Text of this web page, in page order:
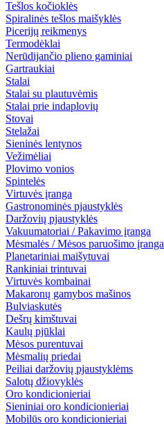
Tešlos kočioklės
Spiralinės tešlos maišyklės
Picerijų reikmenys
Termodėklai
Nerūdijančio plieno gaminiai
Gartraukiai
Stalai
Stalai su plautuvėmis
Stalai prie indaplovių
Stovai
Stelažai
Sieninės lentynos
Vežimėliai
Plovimo vonios
Spintelės
Virtuvės įranga
Gastronominės pjaustyklės
Daržovių pjaustyklės
Vakuumatoriai / Pakavimo įranga
Mėsmalės / Mėsos paruošimo įranga
Planetariniai maišytuvai
Rankiniai trintuvai
Virtuvės kombainai
Makaronų gamybos mašinos
Bulviaskutės
Dešrų kimštuvai
Kaulų pjūklai
Mėsos purentuvai
Mėsmalių priedai
Peiliai daržovių pjaustyklėms
Salotų džiovyklės
Oro kondicionieriai
Sieniniai oro kondicionieriai
Mobilūs oro kondicionieriai